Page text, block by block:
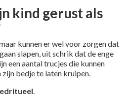
kind gerust als
kunnen er wel voor zorgen dat
slapen, uit schrik dat de enge
een aantal trucjes die kunnen
bedje te laten kruipen.
.